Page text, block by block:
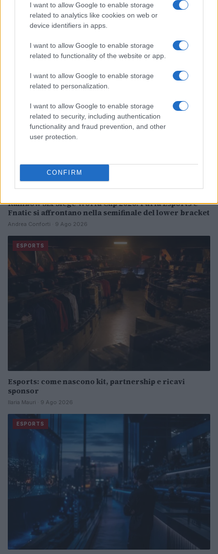
I want to allow Google to enable storage
related to analytics like cookies on web or
device identifiers in apps.
I want to allow Google to enable storage
related to functionality of the website or app.
I want to allow Google to enable storage
related to personalization.
I want to allow Google to enable storage
related to security, including authentication
functionality and fraud prevention, and other
user protection.
CONFIRM
Continua a leggere
Rainbow Six Siege World Cup 2026: Furia Esports e
Fnatic si affrontano nella semifinale del lower bracket
Andrea Conforti · 9 Ago 2026
ESPORTS
Esports: come nascono kit, partnership e ricavi
sponsor
Ilaria Mauri · 9 Ago 2026
ESPORTS